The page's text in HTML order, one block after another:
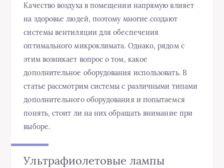
Качество воздуха в помещении напрямую влияет
на здоровье людей, поэтому многие создают
системы вентиляции для обеспечения
оптимального микроклимата. Однако, рядом с
этим возникает вопрос о том, какое
дополнительное оборудования использовать. В
статье рассмотрим системы с различными типами
дополнительного оборудования и попытаемся
понять, стоит ли на них обращать внимание при
выборе.
Ультрафиолетовые лампы